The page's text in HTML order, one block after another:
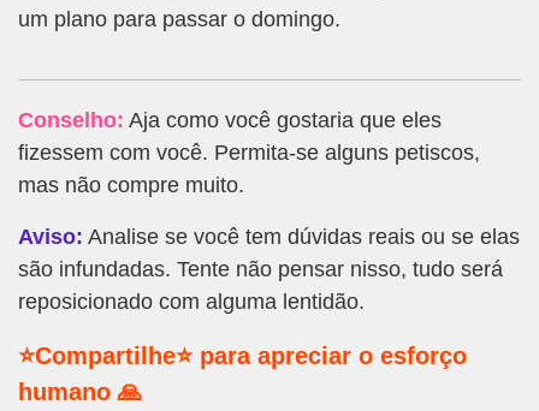
um plano para passar o domingo.
Conselho: Aja como você gostaria que eles
fizessem com você. Permita-se alguns petiscos,
mas não compre muito.
Aviso: Analise se você tem dúvidas reais ou se elas
são infundadas. Tente não pensar nisso, tudo será
reposicionado com alguma lentidão.
⭐Compartilhe⭐ para apreciar o esforço
humano 🙏